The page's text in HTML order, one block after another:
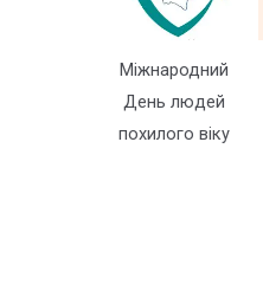
Міжнародний
День людей
похилого віку